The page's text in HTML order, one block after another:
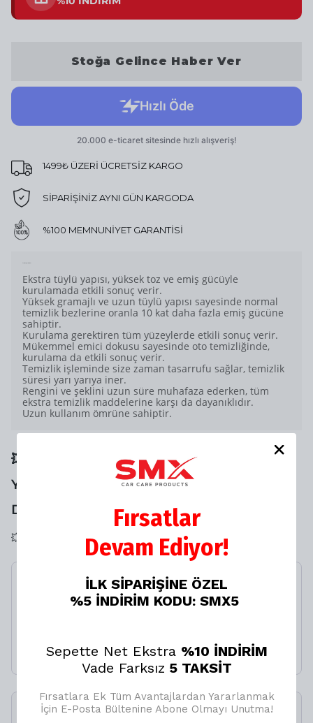
Stoğa Gelince Haber Ver
1499₺ ÜZERİ ÜCRETSİZ KARGO
SİPARİŞİNİZ AYNI GÜN KARGODA
%100 MEMNUNİYET GARANTİSİ
Ekstra tüylü yapısı, yüksek toz ve emiş gücüyle
kurulamada etkili sonuç verir.
Yüksek gramajlı ve uzun tüylü yapısı sayesinde normal
temizlik bezlerine oranla 10 kat daha fazla emiş gücüne
sahiptir.
Kurulama gerektiren tüm yüzeylerde etkili sonuç verir.
Mükemmel emici dokusu sayesinde oto temizliğinde,
kurulama da etkili sonuç verir.
Temizlik işleminde size zaman tasarrufu sağlar, temizlik
süresi yarı yarıya iner.
Rengini ve şeklini uzun süre muhafaza ederken, tüm
ekstra temizlik maddelerine karşı da dayanıklıdır.
Uzun kullanım ömrüne sahiptir.
💥💥 SANA ÖZEL NET %20 İNDİRİMİ
YAKALAMAN İÇİN SON 1
DAKİKAN❗️KAÇIRMA⏳
💥💥 SANA ÖZEL LASTİK TAMİR KİTİ NET %20 İNDİRİMLİ
Zambak 3'lü Set Bez
(40x40) 6115
₺ 469.00 ₺ 429.00
SMX Lastik Tamir Kiti
Fırsatlar
Devam Ediyor!
İLK SİPARİŞİNE ÖZEL
%5 İNDİRİM KODU: SMX5
Sepette Net Ekstra %10 İNDİRİM
Vade Farksız 5 TAKSİT
Fırsatlara Ek Tüm Avantajlardan Yararlanmak
İçin E-Posta Bültenine Abone Olmayı Unutma!